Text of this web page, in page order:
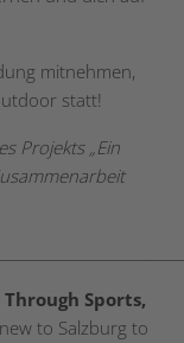
mitnehmen,
statt!
Projekts „Ein
Through Sports,
to Salzburg to